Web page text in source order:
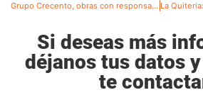
Grupo Crecento, obras con responsabilidad social
Si deseas más
déjanos tus datos
te